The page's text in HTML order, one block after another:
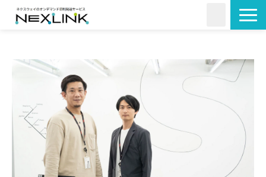
活用シーン
料金・形状
導入事例
よくあるご質問
コラム